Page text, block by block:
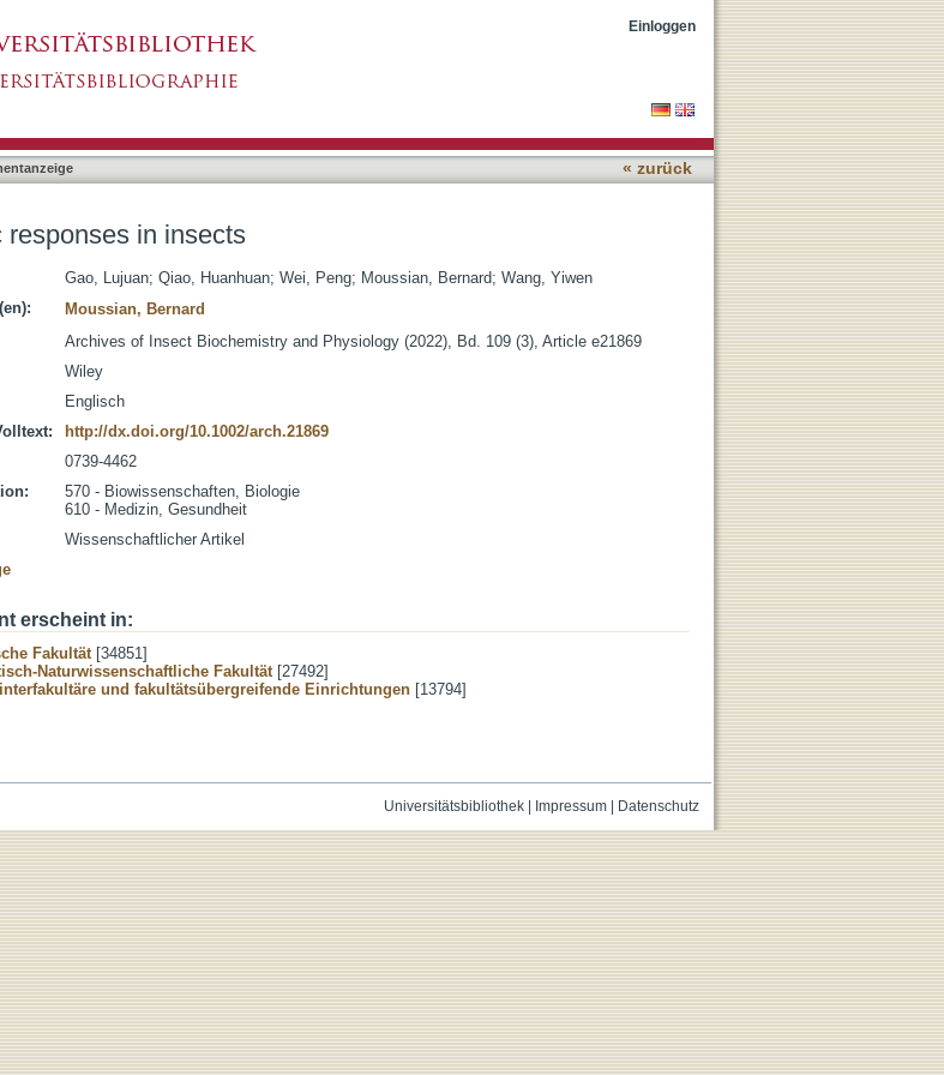
Einloggen
« zurück
responses in insects
Gao, Lujuan; Qiao, Huanhuan; Wei, Peng; Moussian, Bernard; Wang, Yiwen
Moussian, Bernard
Archives of Insect Biochemistry and Physiology (2022), Bd. 109 (3), Article e21869
Wiley
Englisch
http://dx.doi.org/10.1002/arch.21869
0739-4462
570 - Biowissenschaften, Biologie
610 - Medizin, Gesundheit
Wissenschaftlicher Artikel
erscheint in:
Fakultät[34851]
Naturwissenschaftliche Fakultät[27492]
und fakultätsübergreifende Einrichtungen [13794]
Universitätsbibliothek| Impressum| Datenschutz